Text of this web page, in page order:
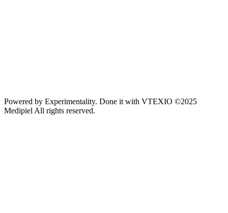
Powered by Experimentality. Done it with VTEXIO ©2025
Medipiel All rights reserved.